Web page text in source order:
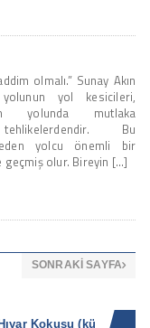
olmalı.” Sunay Akın
yol kesicileri,
yolunda mutlaka
tehlikelerdendir. Bu
yolcu önemli bir
geçmiş olur. Bireyin [...]
SONRAKI SAYFA